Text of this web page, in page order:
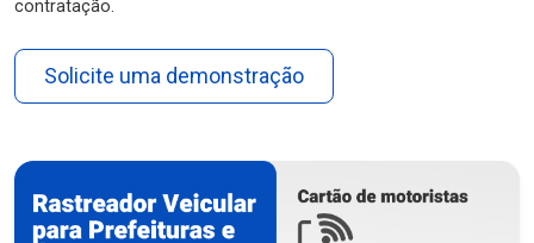
contratação.
Solicite uma demonstração